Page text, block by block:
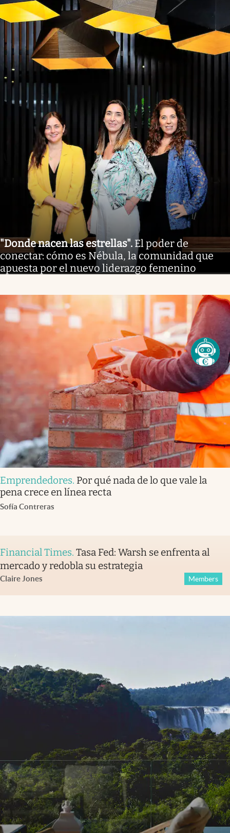
"Donde nacen las estrellas". El poder de
conectar: cómo es Nébula, la comunidad que
apuesta por el nuevo liderazgo femenino
Emprendedores. Por qué nada de lo que vale la
pena crece en línea recta
Sofía Contreras
Financial Times. Tasa Fed: Warsh se enfrenta al
mercado y redobla su estrategia
Claire Jones Members